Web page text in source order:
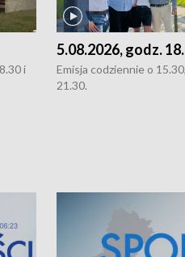
i
5.08.2026, godz.
Emisja codziennie o
21.30.